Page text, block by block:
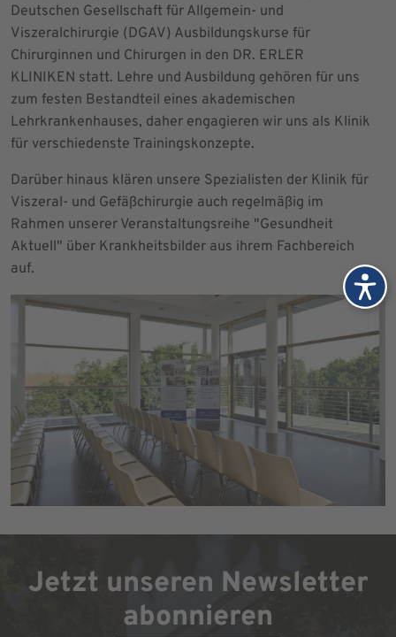
Deutschen Gesellschaft für Allgemein- und
Viszeralchirurgie (DGAV) Ausbildungskurse für
Chirurginnen und Chirurgen in den DR. ERLER
KLINIKEN statt. Lehre und Ausbildung gehören für uns
zum festen Bestandteil eines akademischen
Lehrkrankenhauses, daher engagieren wir uns als Klinik
für verschiedenste Trainingskonzepte.
Darüber hinaus klären unsere Spezialisten der Klinik für
Viszeral- und Gefäßchirurgie auch regelmäßig im
Rahmen unserer Veranstaltungsreihe "Gesundheit
Aktuell" über Krankheitsbilder aus ihrem Fachbereich
auf.
Jetzt unseren Newsletter
abonnieren